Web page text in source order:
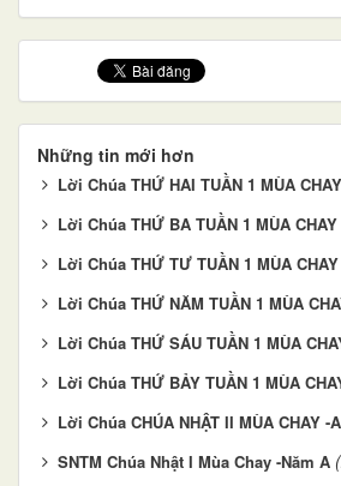
Những tin mới hơn
Lời Chúa THỨ HAI TUẦN 1 MÙA CHAY
Lời Chúa THỨ BA TUẦN 1 MÙA CHAY
Lời Chúa THỨ TƯ TUẦN 1 MÙA CHAY
Lời Chúa THỨ NĂM TUẦN 1 MÙA
Lời Chúa THỨ SÁU TUẦN 1 MÙA
Lời Chúa THỨ BẢY TUẦN 1 MÙA
Lời Chúa CHÚA NHẬT II MÙA CHAY -A
SNTM Chúa Nhật I Mùa Chay -Năm A